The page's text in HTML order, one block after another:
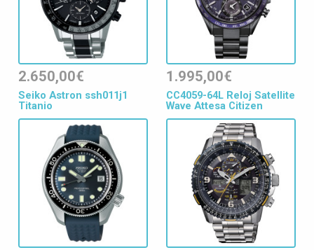
2.650,00€
Seiko Astron ssh011j1
Titanio
1.995,00€
CC4059-64L Reloj Satellite
Wave Attesa Citizen